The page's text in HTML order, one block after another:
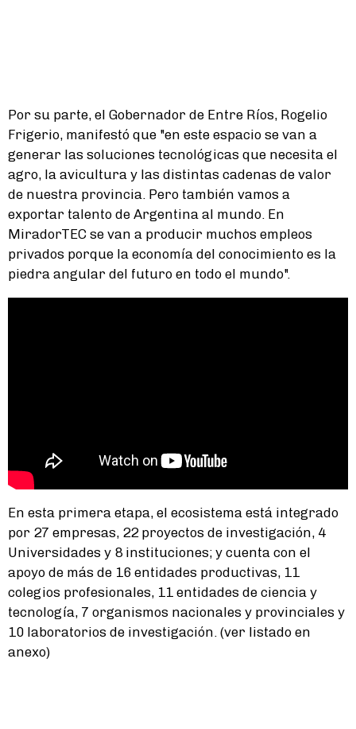
Por su parte, el Gobernador de Entre Ríos, Rogelio
Frigerio, manifestó que "en este espacio se van a
generar las soluciones tecnológicas que necesita el
agro, la avicultura y las distintas cadenas de valor
de nuestra provincia. Pero también vamos a
exportar talento de Argentina al mundo. En
MiradorTEC se van a producir muchos empleos
privados porque la economía del conocimiento es la
piedra angular del futuro en todo el mundo".
En esta primera etapa, el ecosistema está integrado
por 27 empresas, 22 proyectos de investigación, 4
Universidades y 8 instituciones; y cuenta con el
apoyo de más de 16 entidades productivas, 11
colegios profesionales, 11 entidades de ciencia y
tecnología, 7 organismos nacionales y provinciales y
10 laboratorios de investigación. (ver listado en
anexo)